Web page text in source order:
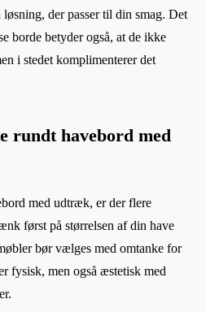
der passer til din smag. Det
borde betyder også, at de ikke
i stedet komplimenterer det
rundt havebord med
med udtræk, er der flere
først på størrelsen af din have
bør vælges med omtanke for
fysisk, men også æstetisk med